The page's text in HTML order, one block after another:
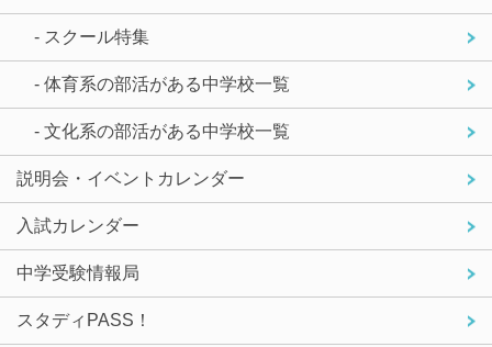
- スクール特集
- 体育系の部活がある中学校一覧
- 文化系の部活がある中学校一覧
説明会・イベントカレンダー
入試カレンダー
中学受験情報局
スタディPASS！